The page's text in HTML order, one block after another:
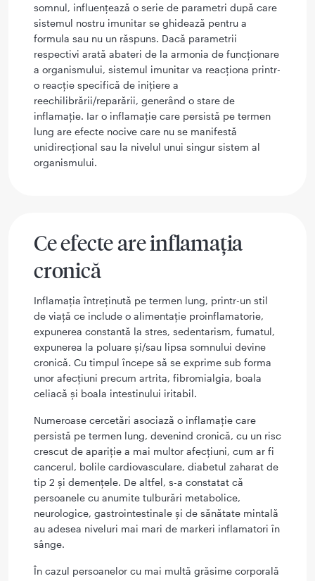
somnul, influențează o serie de parametri după care
sistemul nostru imunitar se ghidează pentru a
formula sau nu un răspuns. Dacă parametrii
respectivi arată abateri de la armonia de funcționare
a organismului, sistemul imunitar va reacționa printr-
o reacție specifică de inițiere a
reechilibrării/reparării, generând o stare de
inflamație. Iar o inflamație care persistă pe termen
lung are efecte nocive care nu se manifestă
unidirecțional sau la nivelul unui singur sistem al
organismului.
Ce efecte are inflamația
cronică
Inflamația întreținută pe termen lung, printr-un stil
de viață ce include o alimentație proinflamatorie,
expunerea constantă la stres, sedentarism, fumatul,
expunerea la poluare și/sau lipsa somnului devine
cronică. Cu timpul începe să se exprime sub forma
unor afecțiuni precum artrita, fibromialgia, boala
celiacă și boala intestinului iritabil.
Numeroase cercetări asociază o inflamație care
persistă pe termen lung, devenind cronică, cu un risc
crescut de apariție a mai multor afecțiuni, cum ar fi
cancerul, bolile cardiovasculare, diabetul zaharat de
tip 2 și demențele. De altfel, s-a constatat că
persoanele cu anumite tulburări metabolice,
neurologice, gastrointestinale și de sănătate mintală
au adesea niveluri mai mari de markeri inflamatori în
sânge.
În cazul persoanelor cu mai multă grăsime corporală